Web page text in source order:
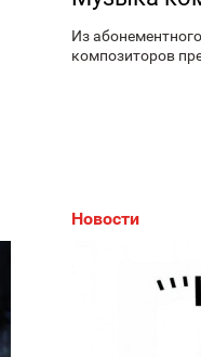
Из
композиторов
Новости